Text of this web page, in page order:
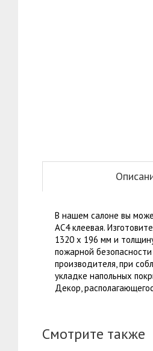
В нашем салоне вы
АС4 клеевая.
1320 x 196 мм и
пожарной
производителя, при
укладке напольных
Декор,
Смотрите также